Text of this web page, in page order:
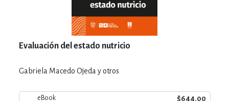
Evaluación del estado nutricio
Gabriela Macedo Ojeda y otros
eBook $644.00